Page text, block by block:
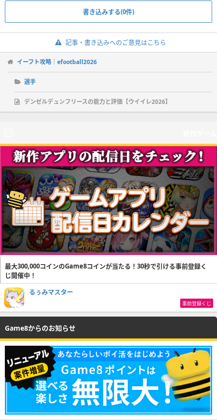
書き込みする(0件)
記事・書き込みへのご意見はこちら
イーフト攻略｜efootball2026
選手
デンゼルデュンフリースの能力と評価【ウイイレ2026】
最大300,000コインのGame8コインが当たる！30秒で引ける事前登録く
じ開催中！
るぅみマスター
事前登録くじ
Game8からのお知らせ